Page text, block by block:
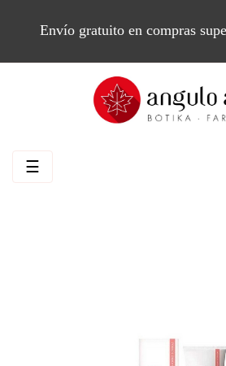
Envío gratuito en compras
Navegación
☰